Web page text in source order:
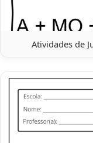
Atividades de